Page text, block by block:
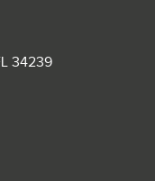
34239